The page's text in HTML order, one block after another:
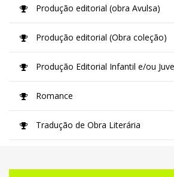
Produção editorial (obra Avulsa)
Produção editorial (Obra coleção)
Produção Editorial Infantil e/ou
Romance
Tradução de Obra Literária